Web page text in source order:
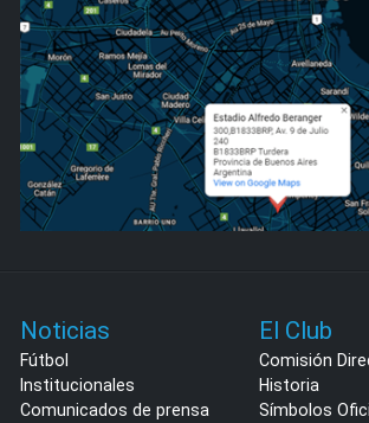
Noticias
Fútbol
Institucionales
Comunicados de prensa
El Club
Comisión
Historia
Símbolos